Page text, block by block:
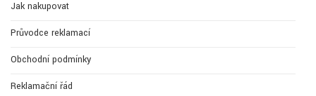
Jak nakupovat
Průvodce reklamací
Obchodní podmínky
Reklamační řád